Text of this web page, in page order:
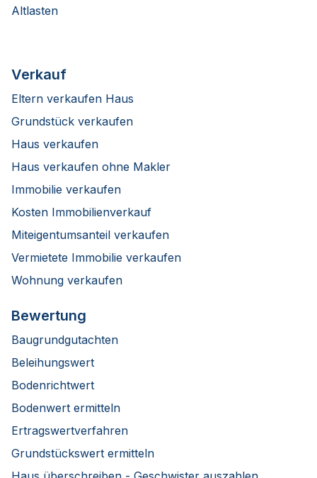
Altlasten
Verkauf
Eltern verkaufen Haus
Grundstück verkaufen
Haus verkaufen
Haus verkaufen ohne Makler
Immobilie verkaufen
Kosten Immobilienverkauf
Miteigentumsanteil verkaufen
Vermietete Immobilie verkaufen
Wohnung verkaufen
Bewertung
Baugrundgutachten
Beleihungswert
Bodenrichtwert
Bodenwert ermitteln
Ertragswertverfahren
Grundstückswert ermitteln